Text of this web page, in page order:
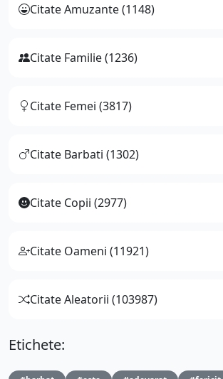
Citate Amuzante (1148)
Citate Familie (1236)
Citate Femei (3817)
Citate Barbati (1302)
Citate Copii (2977)
Citate Oameni (11921)
Citate Aleatorii (103987)
Etichete: